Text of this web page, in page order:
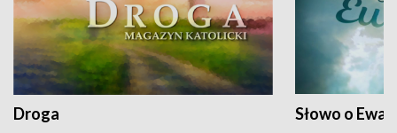
Droga Słowo o